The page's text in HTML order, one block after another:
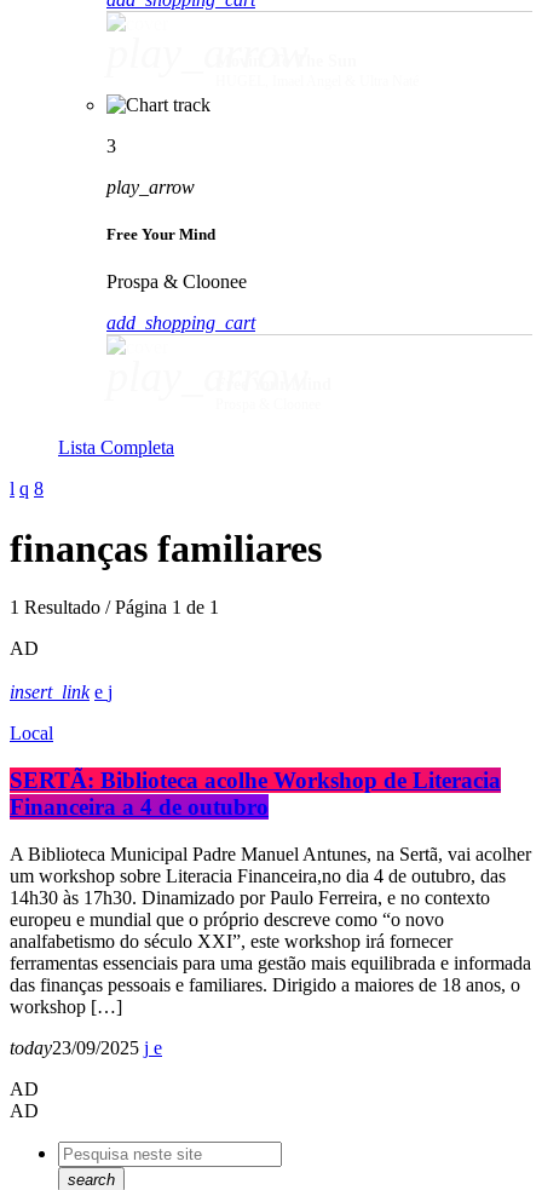
3
play_arrow
Free Your Mind
Prospa & Cloonee
add_shopping_cart
Lista Completa
finanças familiares
1 Resultado / Página 1 de 1
AD
insert_link
Local
SERTÃ: Biblioteca acolhe Workshop de Literacia
Financeira a 4 de outubro
A Biblioteca Municipal Padre Manuel Antunes, na Sertã, vai acolher
um workshop sobre Literacia Financeira,no dia 4 de outubro, das
14h30 às 17h30. Dinamizado por Paulo Ferreira, e no contexto
europeu e mundial que o próprio descreve como “o novo
analfabetismo do século XXI”, este workshop irá fornecer
ferramentas essenciais para uma gestão mais equilibrada e informada
das finanças pessoais e familiares. Dirigido a maiores de 18 anos, o
workshop […]
today23/09/2025
AD
AD
search